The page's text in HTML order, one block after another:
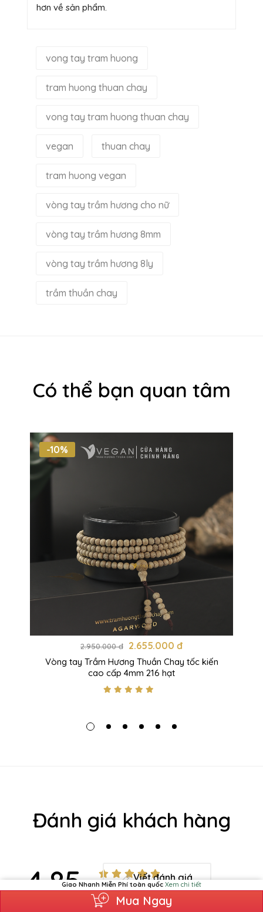
hơn về sản phẩm.
vong tay tram huong
tram huong thuan chay
vong tay tram huong thuan chay
vegan thuan chay
tram huong vegan
vòng tay trầm hương cho nữ
vòng tay trầm hương 8mm
vòng tay trầm hương 8ly
trầm thuần chay
Có thể bạn quan tâm
-10%
2.950.000 đ 2.655.000 đ
Vòng tay Trầm Hương Thuần Chay tốc kiến
cao cấp 4mm 216 hạt
Đánh giá khách hàng
4.85 9 đánh giá
Viết đánh giá
Giao Nhanh Miễn Phí toàn quốc Xem chi tiết
Mua Ngay